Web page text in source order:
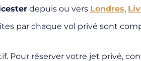
depuis ou vers Londres,
par chaque vol privé sont
Pour réserver votre jet privé,